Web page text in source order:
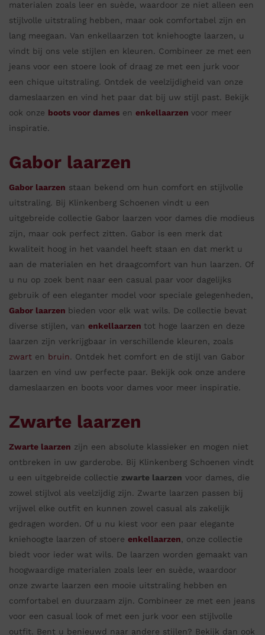
materialen zoals leer en suède, waardoor ze niet alleen een
stijlvolle uitstraling hebben, maar ook comfortabel zijn en
lang meegaan. Van enkellaarzen tot kniehoogte laarzen, u
vindt bij ons vele stijlen en kleuren. Combineer ze met een
jeans voor een stoere look of draag ze met een jurk voor
een chique uitstraling. Ontdek de veelzijdigheid van onze
dameslaarzen en vind het paar dat bij uw stijl past. Bekijk
ook onze boots voor dames en enkellaarzen voor meer
inspiratie.
Gabor laarzen
Gabor laarzen staan bekend om hun comfort en stijlvolle
uitstraling. Bij Klinkenberg Schoenen vindt u een
uitgebreide collectie Gabor laarzen voor dames die modieus
zijn, maar ook perfect zitten. Gabor is een merk dat
kwaliteit hoog in het vaandel heeft staan en dat merkt u
aan de materialen en het draagcomfort van hun laarzen. Of
u nu op zoek bent naar een casual paar voor dagelijks
gebruik of een eleganter model voor speciale gelegenheden,
Gabor laarzen bieden voor elk wat wils. De collectie bevat
diverse stijlen, van enkellaarzen tot hoge laarzen en deze
laarzen zijn verkrijgbaar in verschillende kleuren, zoals
zwart en bruin. Ontdek het comfort en de stijl van Gabor
laarzen en vind uw perfecte paar. Bekijk ook onze andere
dameslaarzen en boots voor dames voor meer inspiratie.
Zwarte laarzen
Zwarte laarzen zijn een absolute klassieker en mogen niet
ontbreken in uw garderobe. Bij Klinkenberg Schoenen vindt
u een uitgebreide collectie zwarte laarzen voor dames, die
zowel stijlvol als veelzijdig zijn. Zwarte laarzen passen bij
vrijwel elke outfit en kunnen zowel casual als zakelijk
gedragen worden. Of u nu kiest voor een paar elegante
kniehoogte laarzen of stoere enkellaarzen , onze collectie
biedt voor ieder wat wils. De laarzen worden gemaakt van
hoogwaardige materialen zoals leer en suède, waardoor
onze zwarte laarzen een mooie uitstraling hebben en
comfortabel en duurzaam zijn. Combineer ze met een jeans
voor een casual look of met een jurk voor een stijlvolle
outfit. Bent u benieuwd naar andere stijlen? Bekijk dan ook